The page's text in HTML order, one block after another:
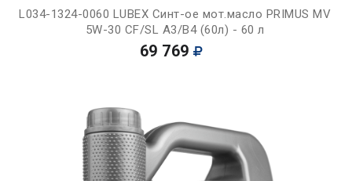
L034-1324-0060 LUBEX Синт-ое мот.масло PRIMUS MV
5W-30 CF/SL A3/B4 (60л) - 60 л
69 769